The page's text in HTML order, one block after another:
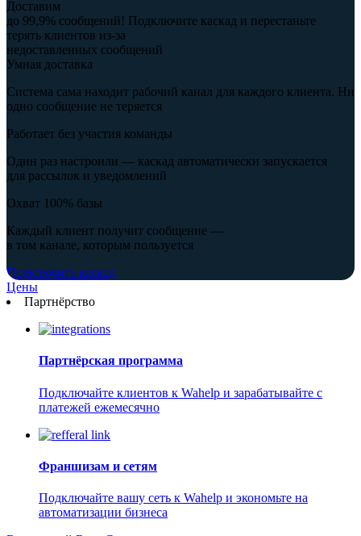
Доставим
до 99,9% сообщений! Подключите каскад и перестаньте
терять клиентов из-за
недоставленных сообщений
Умная доставка
Система сама находит рабочий канал для каждого клиента. Ни
одно сообщение не теряется
Работает без участия команды
Один раз настроили — каскад автоматически запускается
для рассылок и уведомлений
Охват 100% базы
Каждый клиент получит сообщение —
в том канале, которым пользуется
Подключить каскад
Цены
Партнёрство
Партнёрская программа
Подключайте клиентов к Wahelp и зарабатывайте с
платежей ежемесячно
Франшизам и сетям
Подключайте вашу сеть к Wahelp и экономьте на
автоматизации бизнеса